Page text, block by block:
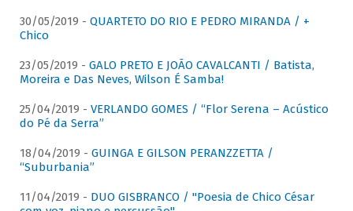
30/05/2019 - QUARTETO DO RIO E PEDRO MIRANDA / +
Chico
23/05/2019 - GALO PRETO E JOÃO CAVALCANTI / Batista,
Moreira e Das Neves, Wilson É Samba!
25/04/2019 - VERLANDO GOMES / “Flor Serena – Acústico
do Pé da Serra”
18/04/2019 - GUINGA E GILSON PERANZZETTA /
“Suburbania”
11/04/2019 - DUO GISBRANCO / "Poesia de Chico César